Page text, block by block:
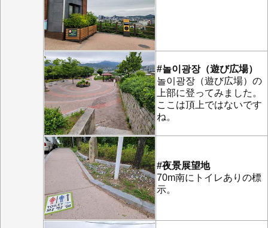
#놀이광장（遊び広場）
놀이광장（遊び広場）の
上部に登ってみました。
ここは頂上ではないです
ね。
#夜景展望地
70m南にトイレありの標
示。